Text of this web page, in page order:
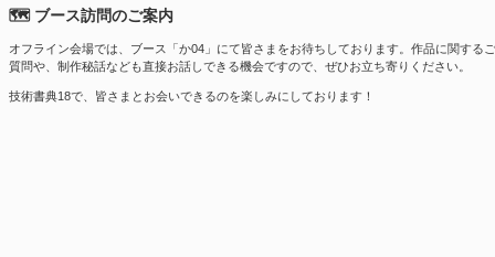
🗺 ブース訪問のご案内
オフライン会場では、ブース「か04」にて皆さまをお待ちしております。作品に関するご
質問や、制作秘話なども直接お話しできる機会ですので、ぜひお立ち寄りください。
技術書典18で、皆さまとお会いできるのを楽しみにしております！